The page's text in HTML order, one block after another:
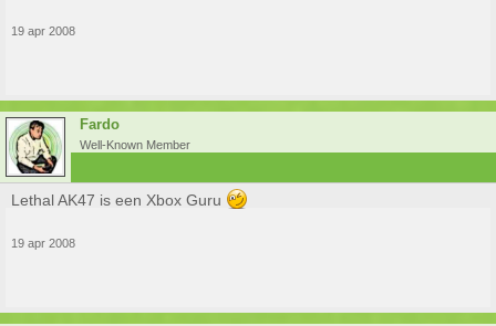
19 apr 2008
Fardo
Well-Known Member
Lethal AK47 is een Xbox Guru
19 apr 2008